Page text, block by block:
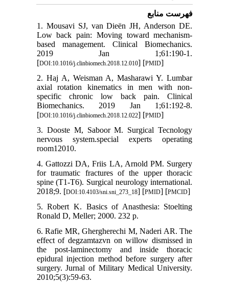
فهرست منابع
1. Mousavi SJ, van Dieën JH, Anderson DE.
Low back pain: Moving toward mechanism-
based management. Clinical Biomechanics.
2019 Jan 1;61:190-1.
[DOI:10.1016/j.clinbiomech.2018.12.010] [PMID]
2. Haj A, Weisman A, Masharawi Y. Lumbar
axial rotation kinematics in men with non-
specific chronic low back pain. Clinical
Biomechanics. 2019 Jan 1;61:192-8.
[DOI:10.1016/j.clinbiomech.2018.12.022] [PMID]
3. Dooste M, Saboor M. Surgical Tecnology
nervous system.special experts operating
room12010.
4. Gattozzi DA, Friis LA, Arnold PM. Surgery
for traumatic fractures of the upper thoracic
spine (T1-T6). Surgical neurology international.
2018;9. [DOI:10.4103/sni.sni_273_18] [PMID] [PMCID]
5. Robert K. Basics of Anasthesia: Stoelting
Ronald D, Meller; 2000. 232 p.
6. Rafie MR, Ghergherechi M, Naderi AR. The
effect of degzamtazvn on willow dismissed in
the post-laminectomy and inside thoracic
epidural injection method before surgery after
surgery. Jurnal of Military Medical University.
2010;5(3):59-63.